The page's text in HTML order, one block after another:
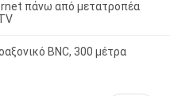
πάνω από μετατροπέα
BNC, 300 μέτρα